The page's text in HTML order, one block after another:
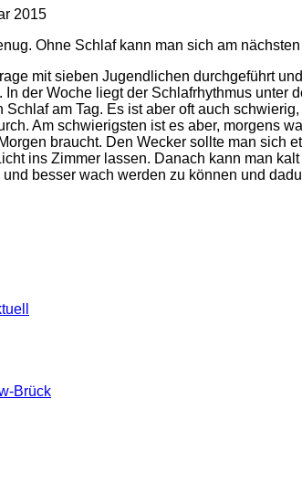
2015
Ohne Schlaf kann man sich am
mit sieben Jugendlichen durchgeführt
der Woche liegt der Schlafrhythmus
Schlaf am Tag. Es ist aber oft auch
Am schwierigsten ist es aber, morgens
braucht. Den Wecker sollte man sich
ins Zimmer lassen. Danach kann man
besser wach werden zu können und
Brück